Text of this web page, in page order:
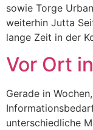
sowie Torge
weiterhin Jutta
lange Zeit in der
Vor Ort
Gerade in
unterschiedliche